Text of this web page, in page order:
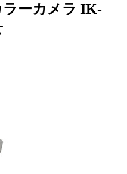
ラーカメラ IK-